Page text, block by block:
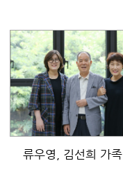
류우영, 김선희 가족